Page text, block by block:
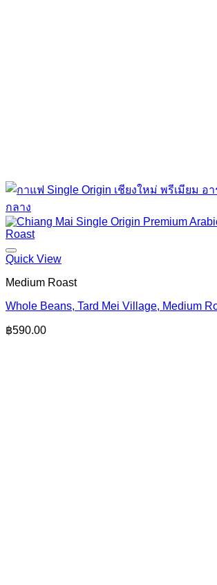
Quick View
Medium Roast
Whole Beans, Tard Mei Village, Medium
฿590.00